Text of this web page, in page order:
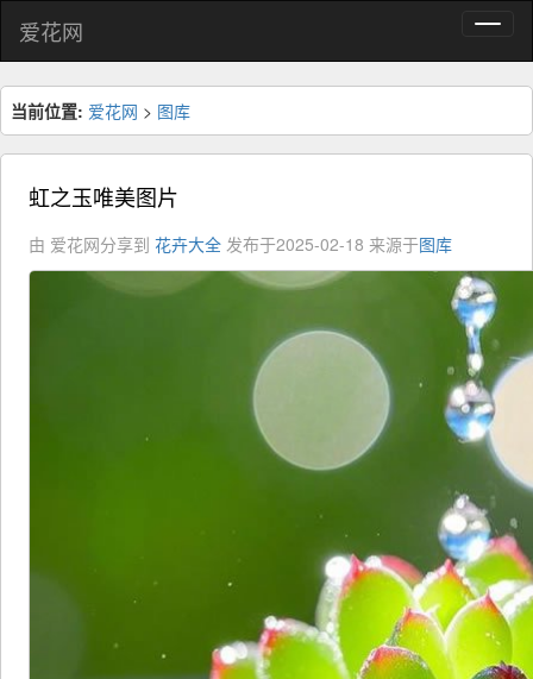
爱花网
当前位置: 爱花网 > 图库
虹之玉唯美图片
由 爱花网分享到 花卉大全 发布于2025-02-18 来源于图库